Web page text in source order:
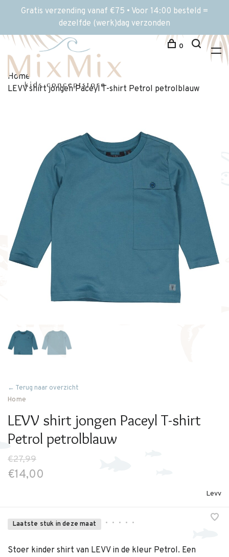
Gratis verzending vanaf €75 • Voor 14:00 besteld =
dezelfde (werk)dag verzonden
0
Home
LEVV shirt jongen Paceyl T-shirt Petrol petrolblauw
← Terug naar overzicht
Home
LEVV shirt jongen Paceyl T-shirt
Petrol petrolblauw
€27,99
€14,00
Levv
Laatste stuk in deze maat • • • • •
Stoer kinder shirt van LEVV in de kleur Petrol. Een